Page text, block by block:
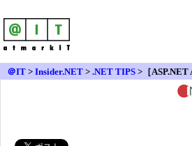
＠IT > Insider.NET > .NET TIPS >［
ールでマウス・ホバー時に表示されるポップ